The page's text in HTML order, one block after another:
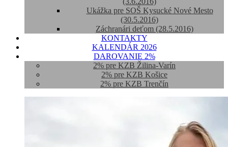
Ukážka pre SOŠ Kysucké Nové Mesto
(30.5.2016)
Záchranári deťom (28.5.2016)
KONTAKTY
KALENDÁR 2026
DAROVANIE 2%
2% pre KZB Žilina-Varín
2% pre KZB Košice
2% pre KZB Trenčín